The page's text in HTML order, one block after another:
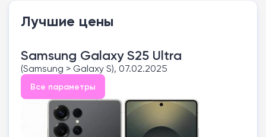
Лучшие цены
Samsung Galaxy S25 Ultra
(Samsung > Galaxy S), 07.02.2025
Все параметры